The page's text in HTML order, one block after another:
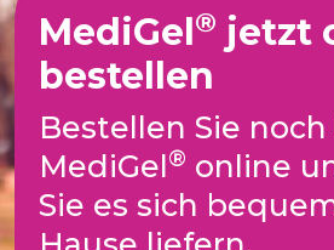
MediGel® jetzt
bestellen
Bestellen Sie
MediGel® online
Sie es sich